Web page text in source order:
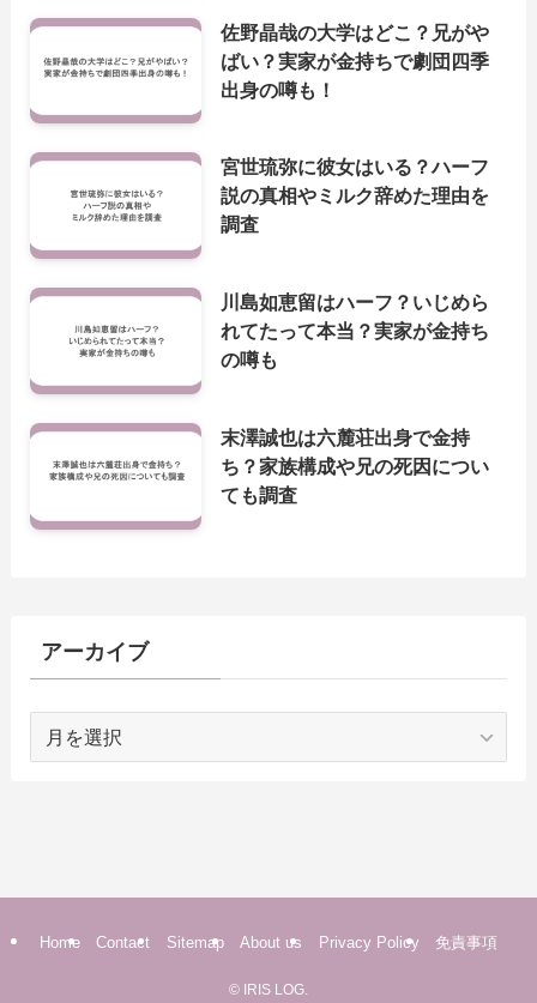
佐野晶哉の大学はどこ？兄がや
ばい？実家が金持ちで劇団四季
出身の噂も！
宮世琉弥に彼女はいる？ハーフ
説の真相やミルク辞めた理由を
調査
川島如恵留はハーフ？いじめら
れてたって本当？実家が金持ち
の噂も
末澤誠也は六麓荘出身で金持
ち？家族構成や兄の死因につい
ても調査
アーカイブ
Home Contact Sitemap About us Privacy Policy 免責事項
© IRIS LOG.